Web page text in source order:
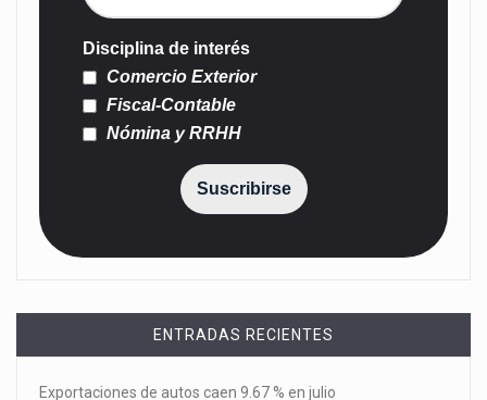
Disciplina de interés
Comercio Exterior
Fiscal-Contable
Nómina y RRHH
Suscribirse
ENTRADAS RECIENTES
Exportaciones de autos caen 9.67 % en julio